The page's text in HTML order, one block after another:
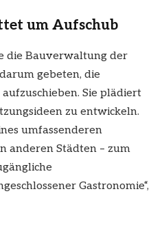
um Aufschub
die Bauverwaltung der
gebeten, die
Sie plädiert
zu entwickeln.
umfassenderen
anderen Städten – zum
Gastronomie“,